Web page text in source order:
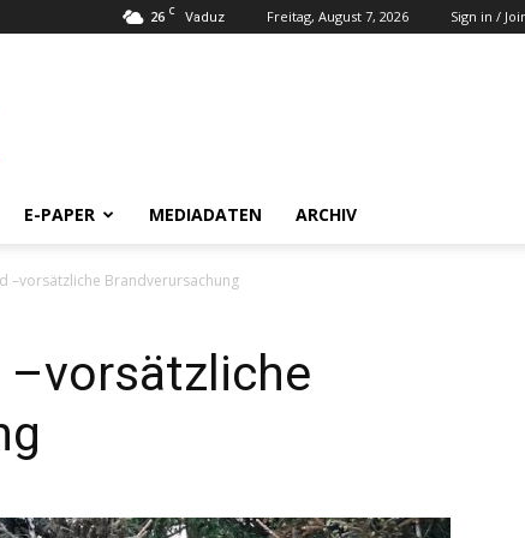
26 C Vaduz Freitag, August 7, 2026 Sign in /
E-PAPER MEDIADATEN ARCHIV
–vorsätzliche Brandverursachung
–vorsätzliche